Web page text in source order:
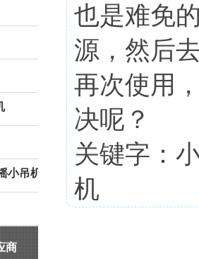
小吊机
商
也是难免
源，然后
再次使用
决呢？
关键字：
机